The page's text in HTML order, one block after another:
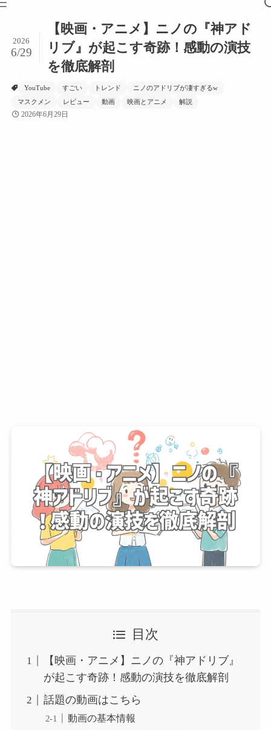
【映画・アニメ】ニノの『神アド
リブ』が起こす奇跡！感動の演技
を徹底解剖
2026
6/29
YouTube すごい トレンド
ニノのアドリブが凄すぎるw
マスクメン
レビュー 動画 映画とアニメ 解説
2026年6月29日
目次
【映画・アニメ】ニノの『神アドリブ』
が起こす奇跡！感動の演技を徹底解剖
話題の動画はこちら
動画の基本情報